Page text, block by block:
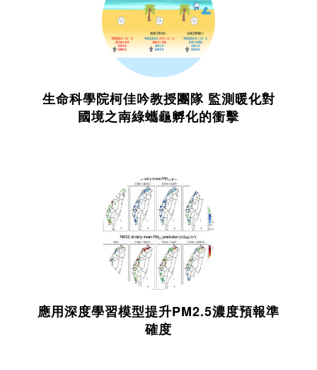
生命科學院柯佳吟教授團隊 監測暖化對
國境之南綠蠵龜孵化的衝擊
應用深度學習模型提升PM2.5濃度預報準
確度